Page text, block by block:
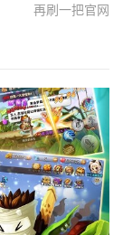
再刷一把官网